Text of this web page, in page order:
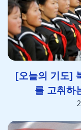
[오늘의 기도]
를 고취하